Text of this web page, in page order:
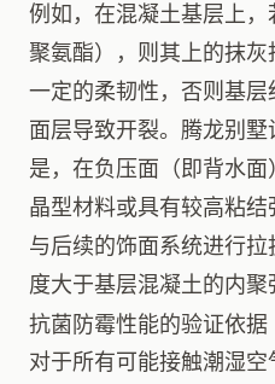
例如，在混凝土基层上
聚氨酯），则其上的抹
一定的柔韧性，否则基
面层导致开裂。腾龙别
是，在负压面（即背水
晶型材料或具有较高粘
与后续的饰面系统进行
度大于基层混凝土的内聚
抗菌防霉性能的验证依据
对于所有可能接触潮湿